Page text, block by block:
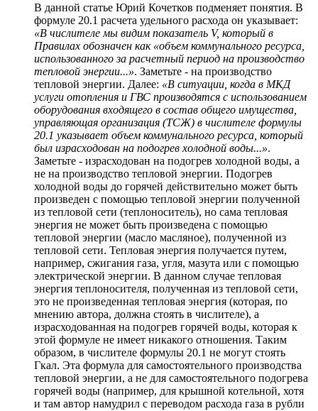
В данной статье Юрий Кочетков подменяет понятия. В
формуле 20.1 расчета удельного расхода он указывает:
«В числителе мы видим показатель V, который в
Правилах обозначен как «объем коммунального ресурса,
использованного за расчетный период на производство
тепловой энергии...». Заметьте - на производство
тепловой энергии. Далее: «В ситуации, когда в МКД
услуги отопления и ГВС производятся с использованием
оборудования входящего в состав общего имущества,
управляющая организация (ТСЖ) в числителе формулы
20.1 указывает объем коммунального ресурса, который
был израсходован на подогрев холодной воды...».
Заметьте - израсходован на подогрев холодной воды, а
не на производство тепловой энергии. Подогрев
холодной воды до горячей действительно может быть
произведен с помощью тепловой энергии полученной
из тепловой сети (теплоноситель), но сама тепловая
энергия не может быть произведена с помощью
тепловой энергии (масло масляное), полученной из
тепловой сети. Тепловая энергия получается путем,
например, сжигания газа, угля, мазута или с помощью
электрической энергии. В данном случае тепловая
энергия теплоносителя, полученная из тепловой сети,
это не произведенная тепловая энергия (которая, по
мнению автора, должна стоять в числителе), а
израсходованная на подогрев горячей воды, которая к
этой формуле не имеет никакого отношения. Таким
образом, в числителе формулы 20.1 не могут стоять
Гкал. Эта формула для самостоятельного производства
тепловой энергии, а не для самостоятельного подогрева
горячей воды (например, для крышной котельной, хотя
и там автор намудрил с переводом расхода газа в рубли